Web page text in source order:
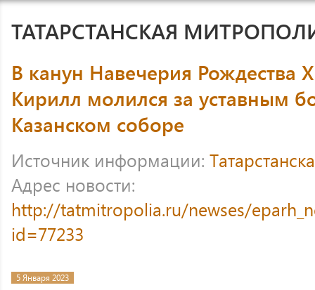
ТАТАРСТАНСКАЯ
В канун Навечерия Рождества
Кирилл молился за уставным
Казанском соборе
Источник информации:
Адрес новости:
http://tatmitropolia.ru/newses/
id=77233
5 Января 2023